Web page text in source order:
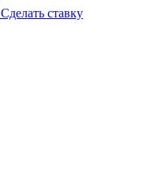
Сделать ставку